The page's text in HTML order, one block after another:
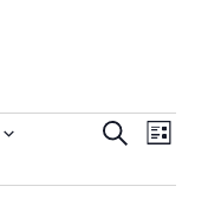
po
Szukaj
Lista